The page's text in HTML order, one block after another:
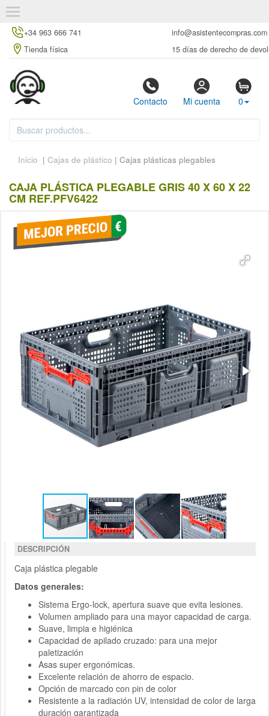
+34 963 666 741
info@asistentecompras.com
Tienda física
15 días de derecho de
Contacto Mi cuenta 0
Inicio | Cajas de plástico | Cajas plásticas plegables
CAJA PLÁSTICA PLEGABLE GRIS 40 X 60 X 22
CM REF.PFV6422
DESCRIPCIÓN
Caja plástica plegable
Datos generales:
Sistema Ergo-lock, apertura suave que evita lesiones.
Volumen ampliado para una mayor capacidad de carga.
Suave, limpia e higiénica
Capacidad de apilado cruzado: para una mejor
paletización
Asas super ergonómicas.
Excelente relación de ahorro de espacio.
Opción de marcado con pin de color
Resistente a la radiación UV, intensidad de color de larga
duración garantizada